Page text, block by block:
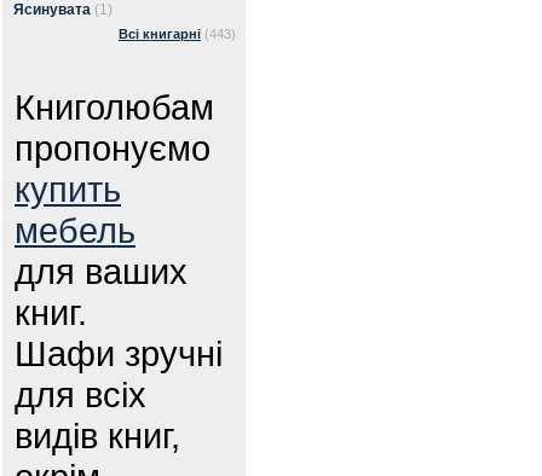
Ясинувата (1)
Всі книгарні (443)
Книголюбам
пропонуємо
купить
мебель
для ваших
книг.
Шафи зручні
для всіх
видів книг,